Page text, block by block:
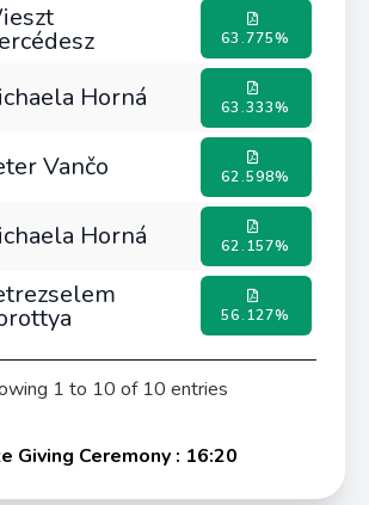
63.775%
Horná 63.333%
Vančo 62.598%
Horná 62.157%
56.127%
1 to 10 of 10 entries
Giving Ceremony : 16:20